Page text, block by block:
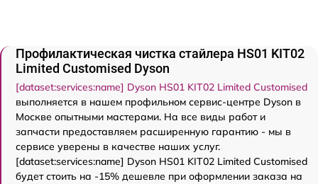
Профилактическая чистка стайлера HS01 KIT02
Limited Customised Dyson
[dataset:services:name] Dyson HS01 KIT02 Limited Customised
выполняется в нашем профильном сервис-центре Dyson в
Москве опытными мастерами. На все виды работ и
запчасти предоставляем расширенную гарантию - мы в
сервисе уверены в качестве наших услуг.
[dataset:services:name] Dyson HS01 KIT02 Limited Customised
будет стоить на -15% дешевле при оформлении заказа на